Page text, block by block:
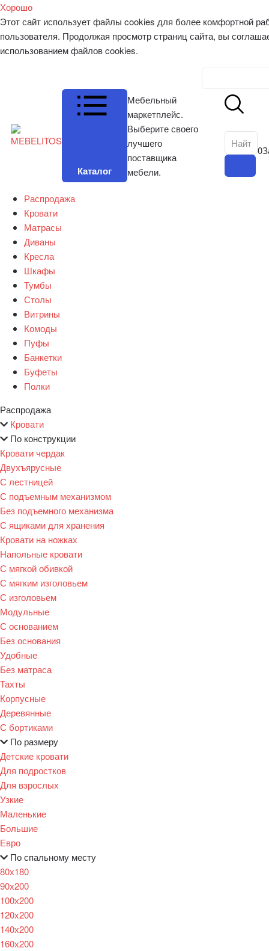
Хорошо
Этот сайт использует файлы cookies для более комфортной
пользователя. Продолжая просмотр страниц сайта, вы
использованием файлов cookies.
Каталог
Мебельный
маркетплейс.
Выберите своего
лучшего
поставщика
мебели.
0
Распродажа
Кровати
Матрасы
Диваны
Кресла
Шкафы
Тумбы
Столы
Витрины
Комоды
Пуфы
Банкетки
Буфеты
Полки
Распродажа
Кровати
По конструкции
Кровати чердак
Двухъярусные
С лестницей
С подъемным механизмом
Без подъемного механизма
С ящиками для хранения
Кровати на ножках
Напольные кровати
С мягкой обивкой
С мягким изголовьем
С изголовьем
Модульные
С основанием
Без основания
Удобные
Без матраса
Тахты
Корпусные
Деревянные
С бортиками
По размеру
Детские кровати
Для подростков
Для взрослых
Узкие
Маленькие
Большие
Евро
По спальному месту
80х180
90х200
100х200
120x200
140х200
160х200